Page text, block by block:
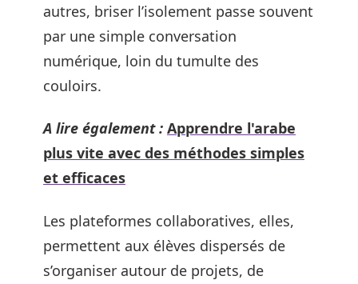
autres, briser l’isolement passe souvent
par une simple conversation
numérique, loin du tumulte des
couloirs.
A lire également : Apprendre l'arabe
plus vite avec des méthodes simples
et efficaces
Les plateformes collaboratives, elles,
permettent aux élèves dispersés de
s’organiser autour de projets, de